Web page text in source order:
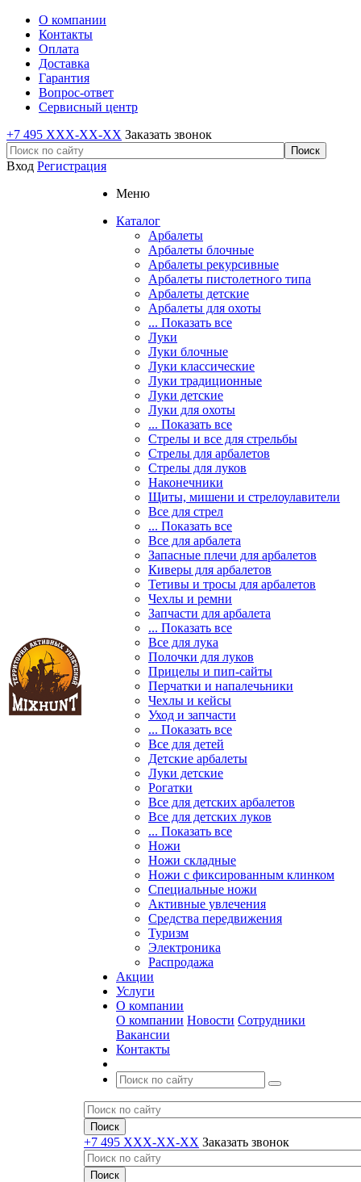
О компании
Контакты
Оплата
Доставка
Гарантия
Вопрос-ответ
Сервисный центр
+7 495 XXX-XX-XX Заказать звонок
Вход Регистрация
Меню
Каталог
Арбалеты
Арбалеты блочные
Арбалеты рекурсивные
Арбалеты пистолетного типа
Арбалеты детские
Арбалеты для охоты
... Показать все
Луки
Луки блочные
Луки классические
Луки традиционные
Луки детские
Луки для охоты
... Показать все
Стрелы и все для стрельбы
Стрелы для арбалетов
Стрелы для луков
Наконечники
Щиты, мишени и стрелоулавители
Все для стрел
... Показать все
Все для арбалета
Запасные плечи для арбалетов
Киверы для арбалетов
Тетивы и тросы для арбалетов
Чехлы и ремни
Запчасти для арбалета
... Показать все
Все для лука
Полочки для луков
Прицелы и пип-сайты
Перчатки и напалечьники
Чехлы и кейсы
Уход и запчасти
... Показать все
Все для детей
Детские арбалеты
Луки детские
Рогатки
Все для детских арбалетов
Все для детских луков
... Показать все
Ножи
Ножи складные
Ножи с фиксированным клинком
Специальные ножи
Активные увлечения
Средства передвижения
Туризм
Электроника
Распродажа
Акции
Услуги
О компании
О компании Новости Сотрудники
Вакансии
Контакты
+7 495 XXX-XX-XX Заказать звонок